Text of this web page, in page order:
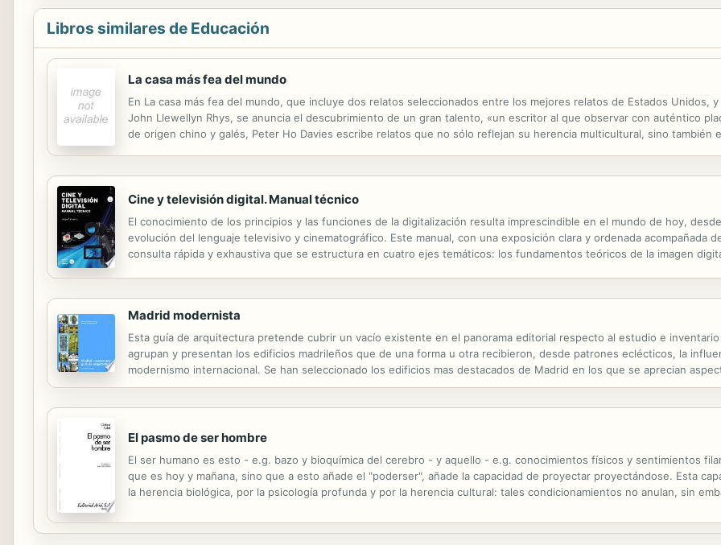
Libros similares de Educación
La casa más fea del mundo
En La casa más fea del mundo, que incluye dos relatos seleccionados entre los mejores relatos de Estados Unidos,
John Llewellyn Rhys, se anuncia el descubrimiento de un gran talento, «un escritor al que observar con auténtico
de origen chino y galés, Peter Ho Davies escribe relatos que no sólo reflejan su herencia multicultural, sino también
Cine y televisión digital. Manual técnico
El conocimiento de los principios y las funciones de la digitalización resulta imprescindible en el mundo de hoy,
evolución del lenguaje televisivo y cinematográfico. Este manual, con una exposición clara y ordenada acompañada
consulta rápida y exhaustiva que se estructura en cuatro ejes temáticos: los fundamentos teóricos de la imagen
Madrid modernista
Esta guía de arquitectura pretende cubrir un vacío existente en el panorama editorial respecto al estudio e
agrupan y presentan los edificios madrileños que de una forma u otra recibieron, desde patrones eclécticos, la
modernismo internacional. Se han seleccionado los edificios mas destacados de Madrid en los que se aprecian
grandes creaciones del modernismo madrileño hasta simples ejemplos de detalles ornamentales. Reflejando el
El pasmo de ser hombre
El ser humano es esto - e.g. bazo y bioquímica del cerebro - y aquello - e.g. conocimientos físicos y sentimientos
que es hoy y mañana, sino que a esto añade el "poderser", añade la capacidad de proyectar proyectándose. Esta
la herencia biológica, por la psicología profunda y por la herencia cultural: tales condicionamientos no anulan, sin